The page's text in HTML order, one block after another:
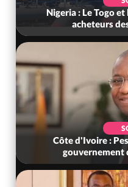
Nigeria : Le Togo
acheteurs
Côte d'Ivoire :
gouvernement